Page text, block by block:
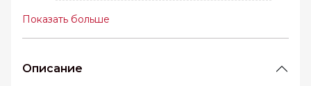
Показать больше
Описание